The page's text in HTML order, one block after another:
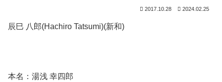
2017.10.28 2024.02.25
辰巳 八郎(Hachiro Tatsumi)(新和)
本名：湯浅 幸四郎